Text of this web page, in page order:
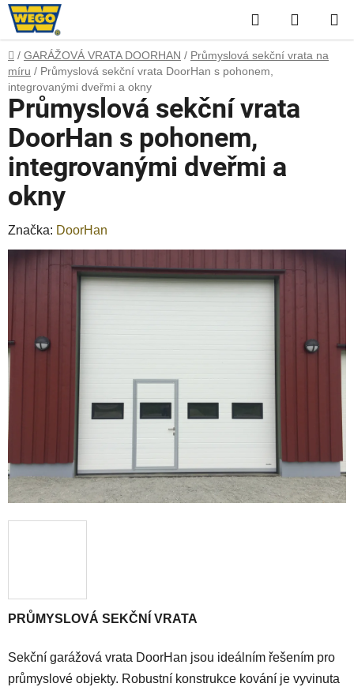
Přejít
na
obsah
Hledat
KOŠÍK
Domů
/ GARÁŽOVÁ VRATA DOORHAN / Průmyslová sekční vrata na
míru / Průmyslová sekční vrata DoorHan s pohonem,
integrovanými dveřmi a okny
PRŮMYSLOVÁ SEKČNÍ VRATA
Sekční garážová vrata DoorHan jsou ideálním řešením pro
průmyslové objekty. Robustní konstrukce kování je vyvinuta
Průmyslová sekční vrata
DoorHan s pohonem,
integrovanými dveřmi a
okny
Značka: DoorHan